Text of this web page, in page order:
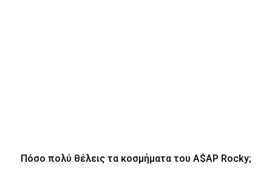
Πόσο πολύ θέλεις τα κοσμήματα του A$AP Rocky;